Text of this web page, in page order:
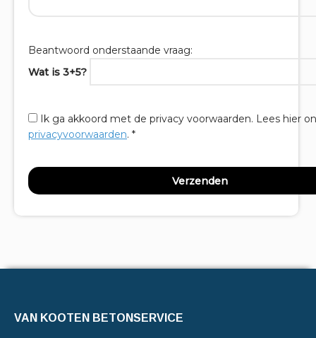
Beantwoord onderstaande vraag:
Wat is 3+5?
Ik ga akkoord met de privacy voorwaarden. Lees hier
privacyvoorwaarden. *
VAN KOOTEN BETONSERVICE